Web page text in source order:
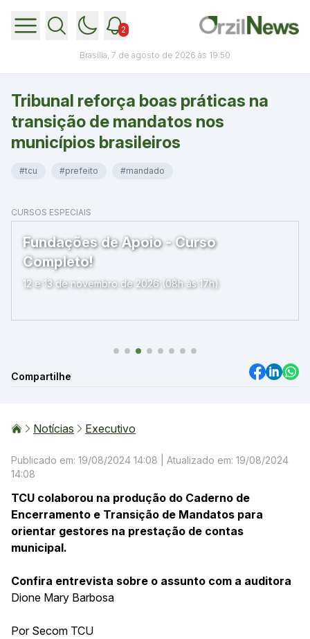
2
Brasília, 7 de agosto de 2026 às 19:50
Tribunal reforça boas práticas na
transição de mandatos nos
municípios brasileiros
#tcu #prefeito #mandado
CURSOS ESPECIAIS
Fundações de Apoio - Curso
Completo!
12 e 13 de novembro de 2026 (08h às 17h)
Compartilhe
Notícias Executivo
Publicado em: 19/08/2024 14:08 | Atualizado em: 19/08/2024
14:08
TCU colaborou na produção do Caderno de
Encerramento e Transição de Mandatos para
orientar gestores na prestação de contas
municipal.
Confira entrevista sobre o assunto com a auditora
Dione Mary Barbosa
Por Secom TCU